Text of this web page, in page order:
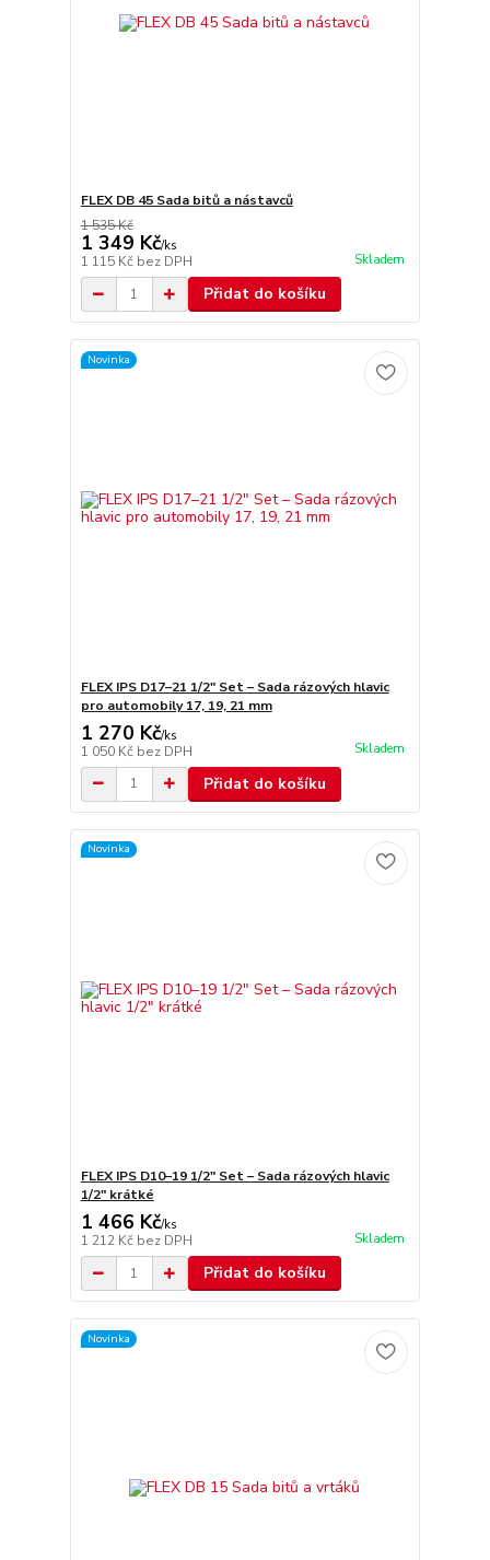
FLEX DB 45 Sada bitů a nástavců
1 535 Kč
1 349 Kč/ks
1 115 Kč bez DPH Skladem
Přidat do košíku
Novinka
FLEX IPS D17–21 1/2" Set – Sada rázových hlavic
pro automobily 17, 19, 21 mm
1 270 Kč/ks
1 050 Kč bez DPH Skladem
Přidat do košíku
Novinka
FLEX IPS D10–19 1/2" Set – Sada rázových hlavic
1/2" krátké
1 466 Kč/ks
1 212 Kč bez DPH Skladem
Přidat do košíku
Novinka